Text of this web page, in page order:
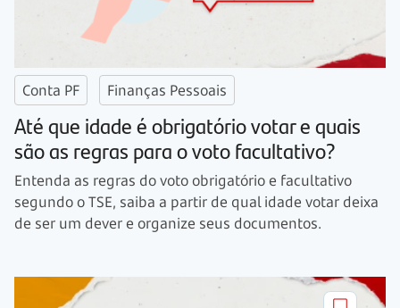
Conta PF Finanças Pessoais
Até que idade é obrigatório votar e quais
são as regras para o voto facultativo?
Entenda as regras do voto obrigatório e facultativo
segundo o TSE, saiba a partir de qual idade votar deixa
de ser um dever e organize seus documentos.